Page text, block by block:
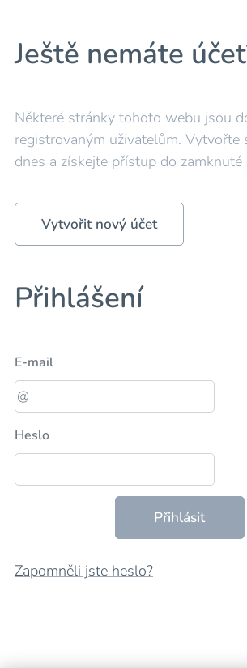
Ještě nemáte
Některé stránky tohoto webu jsou
registrovaným uživatelům. Vytvořte
dnes a získejte přístup do
Vytvořit nový účet
Přihlášení
E-mail
Heslo
Přihlásit
Zapomněli jste heslo?